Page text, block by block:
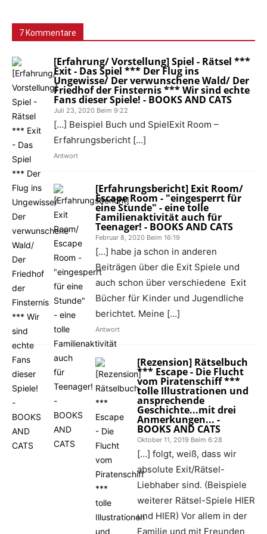
7 Kommentare
[Erfahrung/ Vorstellung] Spiel - Rätsel ***
Exit - Das Spiel *** Der Flug ins
Ungewisse/ Der verwunschene Wald/ Der
Friedhof der Finsternis *** Wir sind echte
Fans dieser Spiele! - BOOKS AND CATS
Juli 23, 2020 Beim 9:22
[…] Beispiel Buch und SpielExit Room –
Erfahrungsbericht […]
Antwort
[Erfahrungsbericht] Exit Room/
Escape Room - "eingesperrt für
eine Stunde" - eine tolle
Familienaktivität auch für
Teenager! - BOOKS AND CATS
Februar 8, 2020 Beim 16:19
[…] habe ja schon in anderen
Beiträgen über die Exit Spiele und
auch schon über verschiedene Exit
Bücher für Kinder und Jugendliche
berichtet. Meine […]
Antwort
[Rezension] Rätselbuch
*** Escape - Die Flucht
vom Piratenschiff ***
tolle Illustrationen und
ansprechende
Geschichte...mit drei
Anmerkungen... -
BOOKS AND CATS
Oktober 11, 2019 Beim 6:28
[…] folgt, weiß, dass wir
absolute Exit/Rätsel-
Liebhaber sind. (Beispiele
weiterer Rätsel-Spiele HIER
und HIER) Vor allem in der
Familie und mit Freunden